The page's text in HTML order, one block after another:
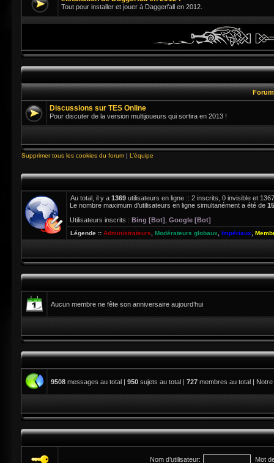
Tout pour installer et jouer à Daggerfall en 2012.
Discussions sur TES Online
Pour discuter de la version multijoueurs qui sortira en 2013 !
Supprimer tous les cookies du forum | L’équipe
Au total, il y a 1369 utilisateurs en ligne :: 2 inscrits, 0 invisible et
Le nombre maximum d’utilisateurs en ligne simultanément a été de
Utilisateurs inscrits : Bing [Bot] Google [Bot]
Légende :: Administrateurs Modérateurs globaux Impériaux
Aucun membre ne fête son anniversaire aujourd’hui
9508 messages au total | 950 sujets au total | 727 membres au total |
Nom d’utilisateur: Mot